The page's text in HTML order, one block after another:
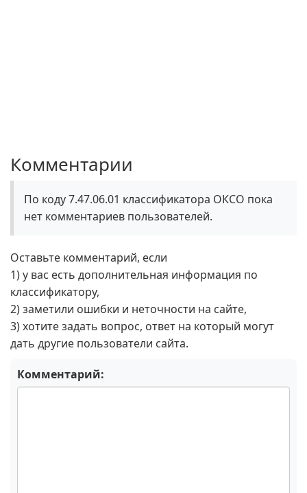
Комментарии
По коду 7.47.06.01 классификатора ОКСО пока
нет комментариев пользователей.
Оставьте комментарий, если
1) у вас есть дополнительная информация по
классификатору,
2) заметили ошибки и неточности на сайте,
3) хотите задать вопрос, ответ на который могут
дать другие пользователи сайта.
Комментарий: